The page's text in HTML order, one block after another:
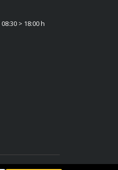
08:30 > 18:00 h